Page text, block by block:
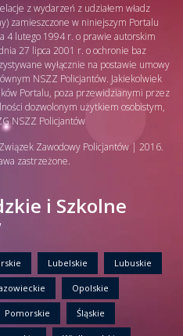
z wydarzeń z udziałem władz
zamieszczone w niniejszym Portalu
4 lutego 1994 r. o prawie autorskim
27 lipca 2001 r. o ochronie baz
wyłącznie na postawie umowy
NSZZ Policjantów. Jakiekolwiek
Portalu, poza przewidzianymi przez
dozwolonym użytkiem osobistym,
NSZZ Policjantów
Zawodowy Policjantów | 2016.
zastrzeżone.
i Szkolne
Lubelskie Lubuskie
Opolskie
Pomorskie Śląskie